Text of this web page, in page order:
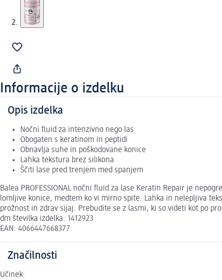
Informacije o izdelku
Opis izdelka
Nočni fluid za intenzivno nego las
Obogaten s keratinom in peptidi
Obnavlja suhe in poškodovane konice
Lahka tekstura brez silikona
Ščiti lase pred trenjem med spanjem
Balea PROFESSIONAL nočni fluid za lase Keratin Repair je
lomljive konice, medtem ko vi mirno spite. Lahka in nelepljiva
prožnost in zdrav sijaj. Prebudite se z lasmi, ki so videti kot po
dm številka izdelka: 1412923
EAN: 4066447668377
Značilnosti
Učinek: